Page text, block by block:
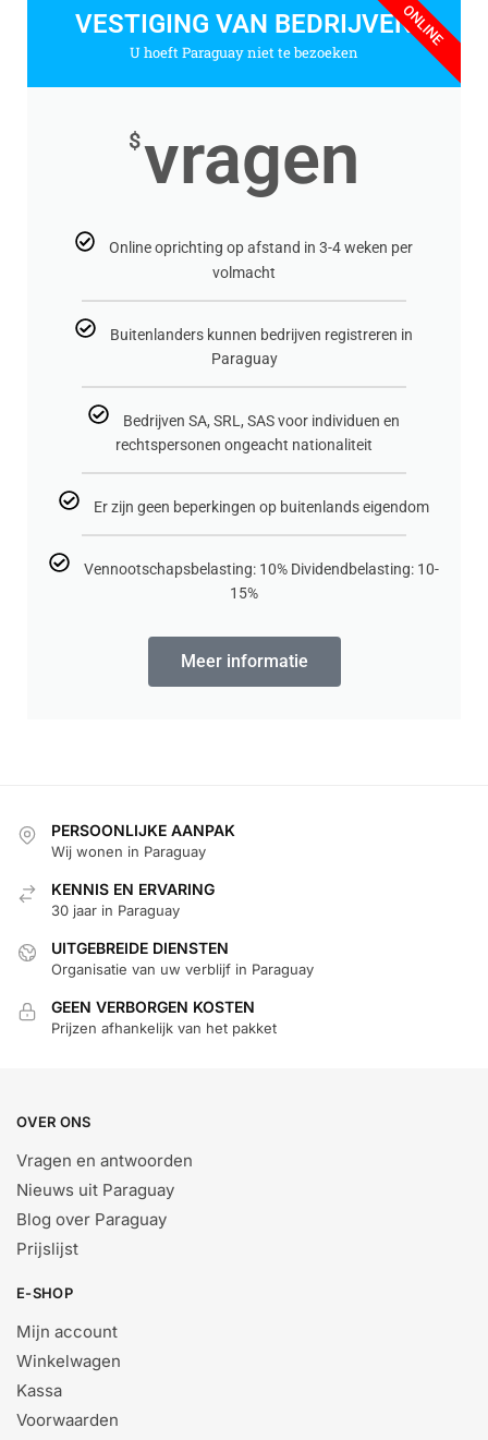
VESTIGING VAN BEDRIJVEN
U hoeft Paraguay niet te bezoeken
$vragen
Online oprichting op afstand in 3-4 weken per
volmacht
Buitenlanders kunnen bedrijven registreren in
Paraguay
Bedrijven SA, SRL, SAS voor individuen en
rechtspersonen ongeacht nationaliteit
Er zijn geen beperkingen op buitenlands eigendom
Vennootschapsbelasting: 10% Dividendbelasting: 10-
15%
Meer informatie
ONLINE
PERSOONLIJKE AANPAK
Wij wonen in Paraguay
KENNIS EN ERVARING
30 jaar in Paraguay
UITGEBREIDE DIENSTEN
Organisatie van uw verblijf in Paraguay
GEEN VERBORGEN KOSTEN
Prijzen afhankelijk van het pakket
OVER ONS
Vragen en antwoorden
Nieuws uit Paraguay
Blog over Paraguay
Prijslijst
E-SHOP
Mijn account
Winkelwagen
Kassa
Voorwaarden